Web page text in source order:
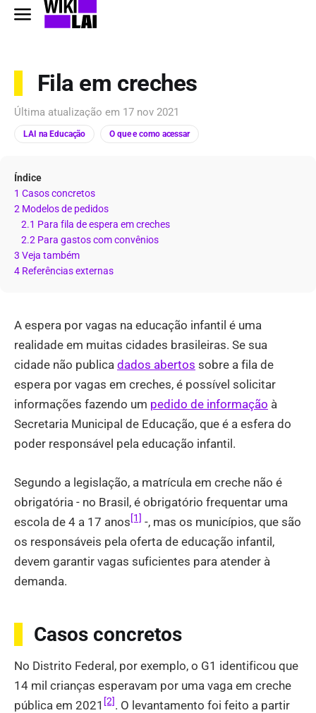
Fila em creches
Última atualização em 17 nov 2021
LAI na Educação O que e como acessar
Índice
1 Casos concretos
2 Modelos de pedidos
2.1 Para fila de espera em creches
2.2 Para gastos com convênios
3 Veja também
4 Referências externas
A espera por vagas na educação infantil é uma
realidade em muitas cidades brasileiras. Se sua
cidade não publica dados abertos sobre a fila de
espera por vagas em creches, é possível solicitar
informações fazendo um pedido de informação à
Secretaria Municipal de Educação, que é a esfera do
poder responsável pela educação infantil.
Segundo a legislação, a matrícula em creche não é
obrigatória - no Brasil, é obrigatório frequentar uma
escola de 4 a 17 anos[1] -, mas os municípios, que são
os responsáveis pela oferta de educação infantil,
devem garantir vagas suficientes para atender à
demanda.
Casos concretos
No Distrito Federal, por exemplo, o G1 identificou que
14 mil crianças esperavam por uma vaga em creche
pública em 2021 [2]. O levantamento foi feito a partir